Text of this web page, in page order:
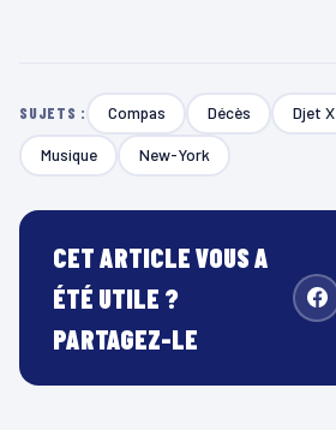
SUJETS : Compas Décès Djet X
Musique New-York
CET ARTICLE VOUS A
ÉTÉ UTILE ?
PARTAGEZ-LE